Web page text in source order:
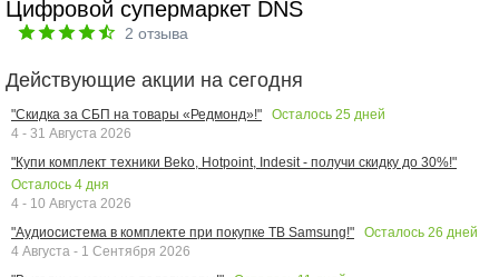
Цифровой супермаркет DNS
2 отзыва
Действующие акции на сегодня
"Скидка за СБП на товары «Редмонд»!" Осталось 25 дней
4 - 31 Августа 2026
"Купи комплект техники Beko, Hotpoint, Indesit - получи скидку до 30%!"
Осталось 4 дня
4 - 10 Августа 2026
"Аудиосистема в комплекте при покупке ТВ Samsung!"
Осталось 26 дней
4 Августа - 1 Сентября 2026